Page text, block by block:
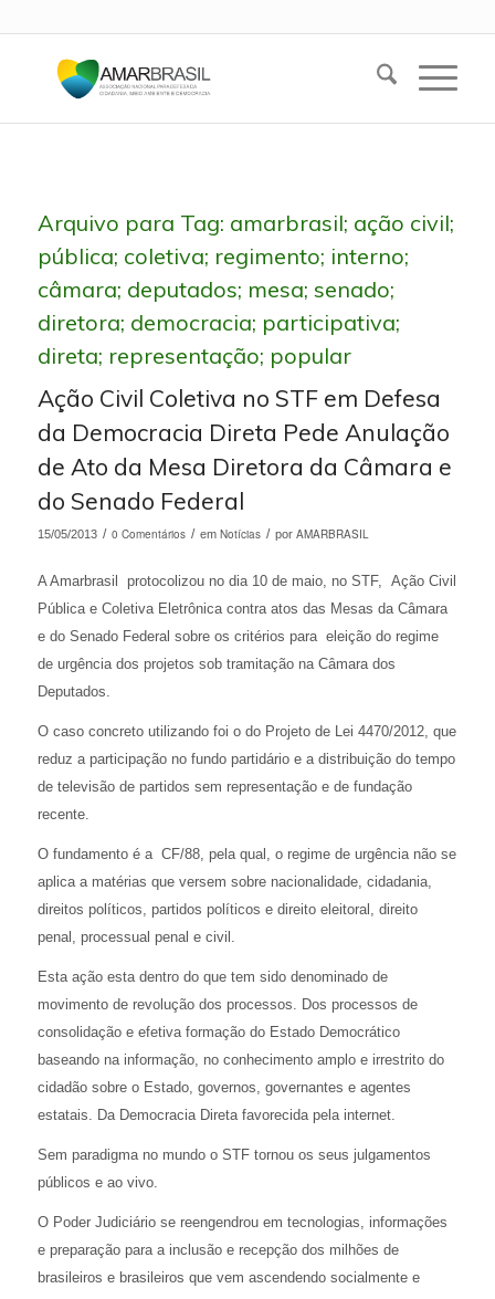
Arquivo para Tag: amarbrasil; ação civil;
pública; coletiva; regimento; interno;
câmara; deputados; mesa; senado;
diretora; democracia; participativa;
direta; representação; popular
Ação Civil Coletiva no STF em Defesa
da Democracia Direta Pede Anulação
de Ato da Mesa Diretora da Câmara e
do Senado Federal
15/05/2013 / 0 Comentários / em Notícias / por AMARBRASIL
A Amarbrasil protocolizou no dia 10 de maio, no STF, Ação Civil
Pública e Coletiva Eletrônica contra atos das Mesas da Câmara
e do Senado Federal sobre os critérios para eleição do regime
de urgência dos projetos sob tramitação na Câmara dos
Deputados.
O caso concreto utilizando foi o do Projeto de Lei 4470/2012, que
reduz a participação no fundo partidário e a distribuição do tempo
de televisão de partidos sem representação e de fundação
recente.
O fundamento é a CF/88, pela qual, o regime de urgência não se
aplica a matérias que versem sobre nacionalidade, cidadania,
direitos políticos, partidos políticos e direito eleitoral, direito
penal, processual penal e civil.
Esta ação esta dentro do que tem sido denominado de
movimento de revolução dos processos. Dos processos de
consolidação e efetiva formação do Estado Democrático
baseando na informação, no conhecimento amplo e irrestrito do
cidadão sobre o Estado, governos, governantes e agentes
estatais. Da Democracia Direta favorecida pela internet.
Sem paradigma no mundo o STF tornou os seus julgamentos
públicos e ao vivo.
O Poder Judiciário se reengendrou em tecnologias, informações
e preparação para a inclusão e recepção dos milhões de
brasileiros e brasileiros que vem ascendendo socialmente e